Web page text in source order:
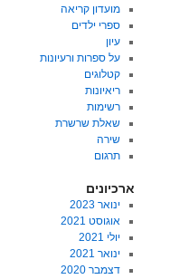
מועדון קריאה
ספרי ילדים
עיון
על ספרות ורעיונות
קטלוגים
ריאיונות
רשימות
שאלת שרשרת
שירה
תרגום
ארכיונים
ינואר 2023
אוגוסט 2021
יולי 2021
ינואר 2021
דצמבר 2020